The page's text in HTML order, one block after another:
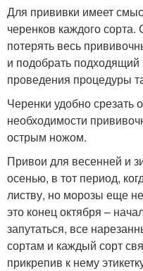
Для прививки имеет
черенков каждого
потерять весь
и подобрать
проведения процедуры
Черенки удобно срезать
необходимости
острым ножом.
Привои для весенней и
осенью, в тот период,
листву, но морозы еще
это конец октября –
запутаться, все
сортам и каждый сорт
прикрепив к нему